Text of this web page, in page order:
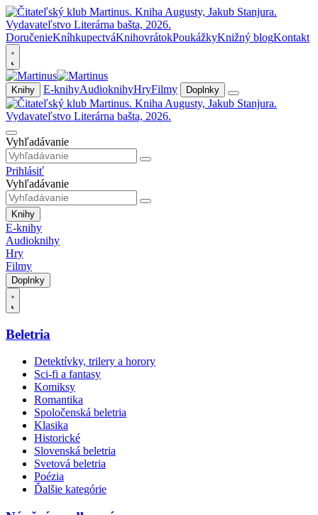
DoručenieKníhkupectváKnihovrátokPoukážkyKnižný blogKontakt
Knihy E-knihyAudioknihyHryFilmy Doplnky
Vyhľadávanie
Prihlásiť
Vyhľadávanie
Knihy
E-knihy
Audioknihy
Hry
Filmy
Doplnky
Beletria
Detektívky, trilery a horory
Sci-fi a fantasy
Komiksy
Romantika
Spoločenská beletria
Klasika
Historické
Slovenská beletria
Svetová beletria
Poézia
Ďalšie kategórie